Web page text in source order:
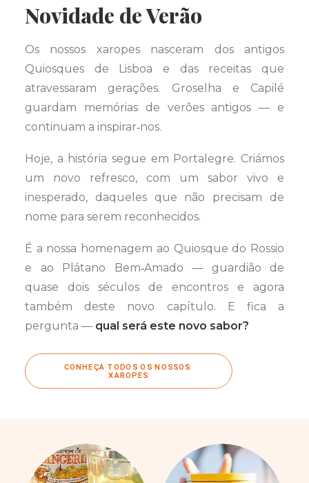
Novidade de Verão
Os nossos xaropes nasceram dos antigos
Quiosques de Lisboa e das receitas que
atravessaram gerações. Groselha e Capilé
guardam memórias de verões antigos — e
continuam a inspirar‑nos.
Hoje, a história segue em Portalegre. Criámos
um novo refresco, com um sabor vivo e
inesperado, daqueles que não precisam de
nome para serem reconhecidos.
É a nossa homenagem ao Quiosque do Rossio
e ao Plátano Bem‑Amado — guardião de
quase dois séculos de encontros e agora
também deste novo capítulo. E fica a
pergunta — qual será este novo sabor?
CONHEÇA TODOS OS NOSSOS
XAROPES